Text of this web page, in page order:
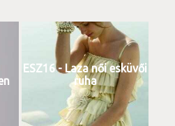
ESZ16 - Laza női esküvői
ruha